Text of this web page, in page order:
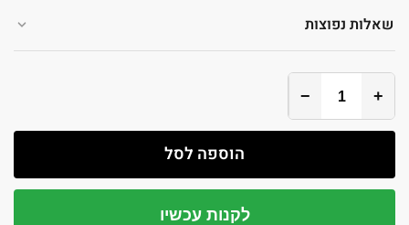
שאלות נפוצות
+
−
הוספה לסל
לקנות עכשיו